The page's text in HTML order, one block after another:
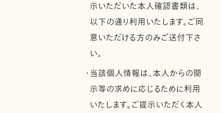
示いただいた本人確認書類は、
以下の通り利用いたします。ご同
意いただける方のみご送付下さ
い。
・当該個人情報は、本人からの開
示等の求めに応じるために利用
いたします。ご提示いただく本人